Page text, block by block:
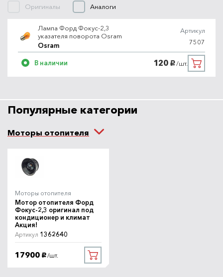
Оригиналы Аналоги
Лампа Форд Фокус-2,3
указателя поворота Osram
Osram
Артикул
7507
В наличии 120 руб./шт.
Популярные категории
Моторы отопителя
Моторы отопителя
Мотор отопителя Форд
Фокус-2,3 оригинал под
кондиционер и климат
Акция!
Артикул 1362640
17900 руб. /шт.